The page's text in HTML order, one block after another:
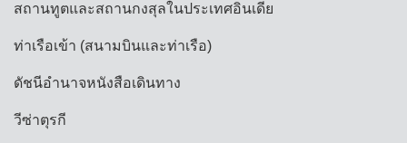
สถานทูตและสถานกงสุลในประเทศอินเดีย
ท่าเรือเข้า (สนามบินและท่าเรือ)
ดัชนีอำนาจหนังสือเดินทาง
วีซ่าตุรกี